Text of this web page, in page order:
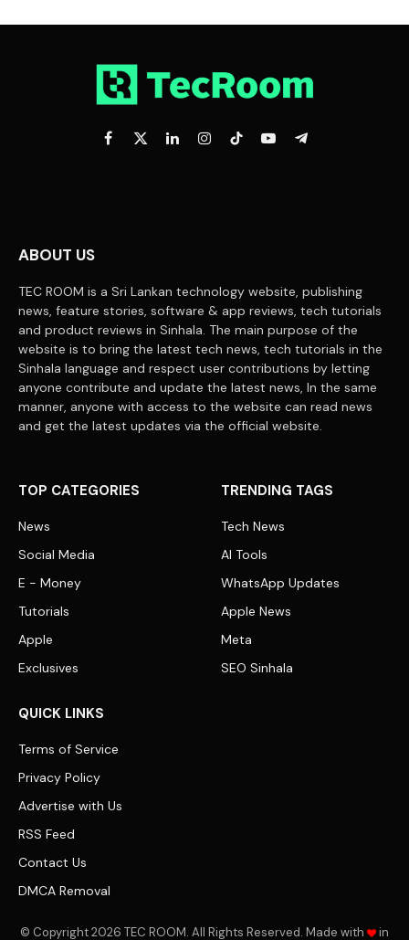
Facebook
X
LinkedInInstagram
TikTokYouTubeTelegram
ABOUT US
TEC ROOM is a Sri Lankan technology website, publishing
news, feature stories, software & app reviews, tech tutorials
and product reviews in Sinhala. The main purpose of the
website is to bring the latest tech news, tech tutorials in the
Sinhala language and respect user contributions by letting
anyone contribute and update the latest news, In the same
manner, anyone with access to the website can read news
and get the latest updates via the official website.
TOP CATEGORIES
News
Social Media
E - Money
Tutorials
Apple
Exclusives
TRENDING TAGS
Tech News
AI Tools
WhatsApp Updates
Apple News
Meta
SEO Sinhala
QUICK LINKS
Terms of Service
Privacy Policy
Advertise with Us
RSS Feed
Contact Us
DMCA Removal
© Copyright 2026 TEC ROOM. All Rights Reserved. Made with in